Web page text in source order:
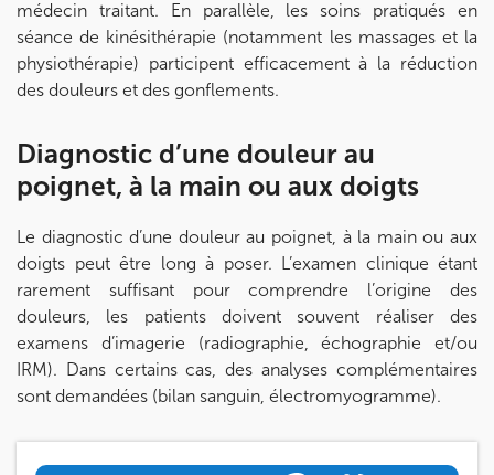
médecin traitant. En parallèle, les soins pratiqués en
séance de kinésithérapie (notamment les massages et la
physiothérapie) participent efficacement à la réduction
des douleurs et des gonflements.
Diagnostic d’une douleur au
poignet, à la main ou aux doigts
Le diagnostic d’une douleur au poignet, à la main ou aux
doigts peut être long à poser. L’examen clinique étant
rarement suffisant pour comprendre l’origine des
douleurs, les patients doivent souvent réaliser des
examens d’imagerie (radiographie, échographie et/ou
IRM). Dans certains cas, des analyses complémentaires
sont demandées (bilan sanguin, électromyogramme).
74 Bd Haussmann 75008 Paris
74 Bd Haussmann 75008 Paris
01 44 71 93 74
85 Av. de Balzac 91420 Morangis
85 Av. de Balzac 91420 Morangis
01 64 48 35 84
Prenez RDV sur
Prenez RDV sur
IK MEUDON